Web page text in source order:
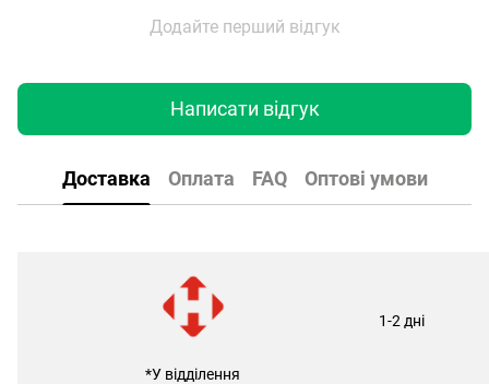
Додайте перший відгук
Написати відгук
Доставка Оплата FAQ Оптові умови
*У відділення
1-2 дні